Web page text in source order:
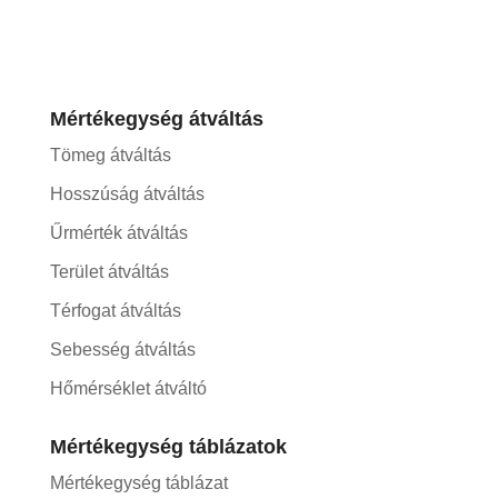
Mértékegység átváltás
Tömeg átváltás
Hosszúság átváltás
Űrmérték átváltás
Terület átváltás
Térfogat átváltás
Sebesség átváltás
Hőmérséklet átváltó
Mértékegység táblázatok
Mértékegység táblázat